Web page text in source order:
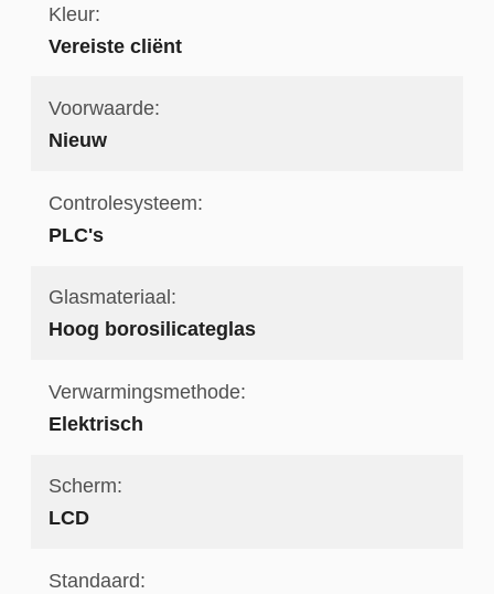
Kleur:
Vereiste cliënt
Voorwaarde:
Nieuw
Controlesysteem:
PLC's
Glasmateriaal:
Hoog borosilicateglas
Verwarmingsmethode:
Elektrisch
Scherm:
LCD
Standaard: